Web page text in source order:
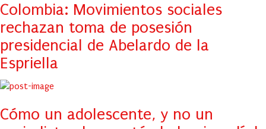
Colombia: Movimientos sociales
rechazan toma de posesión
presidencial de Abelardo de la
Espriella
Cómo un adolescente, y no un